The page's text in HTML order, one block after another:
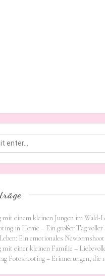
mit einem kleinen Jungen im
in Herne – Ein großer Tag voller
Ein emotionales
mit einer kleinen Familie –
Fotoshooting – Erinnerungen, die